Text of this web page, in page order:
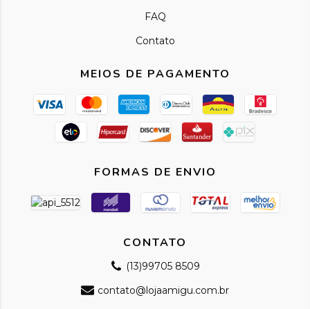
FAQ
Contato
MEIOS DE PAGAMENTO
FORMAS DE ENVIO
CONTATO
(13)99705 8509
contato@lojaamigu.com.br